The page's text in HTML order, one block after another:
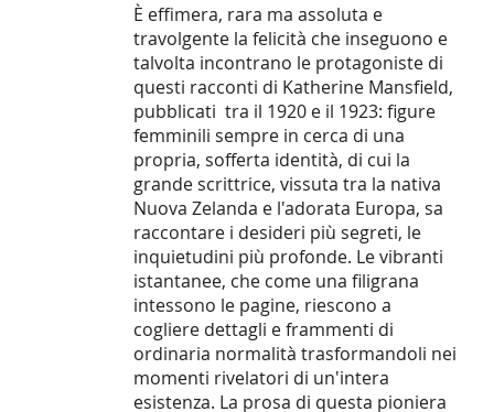
È effimera, rara ma assoluta e
travolgente la felicità che inseguono e
talvolta incontrano le protagoniste di
questi racconti di Katherine Mansfield,
pubblicati tra il 1920 e il 1923: figure
femminili sempre in cerca di una
propria, sofferta identità, di cui la
grande scrittrice, vissuta tra la nativa
Nuova Zelanda e l'adorata Europa, sa
raccontare i desideri più segreti, le
inquietudini più profonde. Le vibranti
istantanee, che come una filigrana
intessono le pagine, riescono a
cogliere dettagli e frammenti di
ordinaria normalità trasformandoli nei
momenti rivelatori di un'intera
esistenza. La prosa di questa pioniera